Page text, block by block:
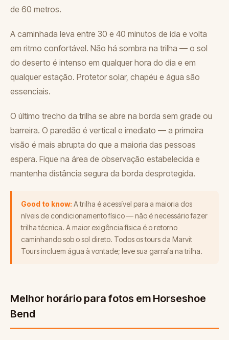
de 60 metros.
A caminhada leva entre 30 e 40 minutos de ida e volta
em ritmo confortável. Não há sombra na trilha — o sol
do deserto é intenso em qualquer hora do dia e em
qualquer estação. Protetor solar, chapéu e água são
essenciais.
O último trecho da trilha se abre na borda sem grade ou
barreira. O paredão é vertical e imediato — a primeira
visão é mais abrupta do que a maioria das pessoas
espera. Fique na área de observação estabelecida e
mantenha distância segura da borda desprotegida.
Good to know: A trilha é acessível para a maioria dos
níveis de condicionamento físico — não é necessário fazer
trilha técnica. A maior exigência física é o retorno
caminhando sob o sol direto. Todos os tours da Marvit
Tours incluem água à vontade; leve sua garrafa na trilha.
Melhor horário para fotos em Horseshoe
Bend